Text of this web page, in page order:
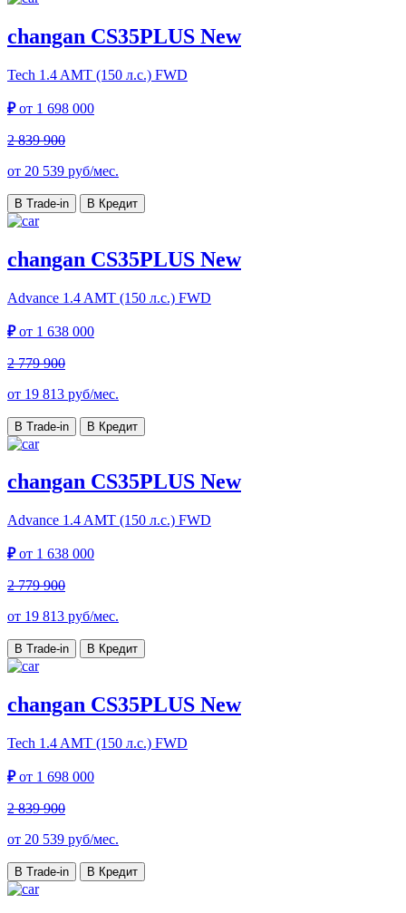
changan CS35PLUS New
Tech 1.4 AMT (150 л.с.) FWD
₽от 1 698 000
2 839 900
от 20 539 руб/мес.
В Trade-in В Кредит
changan CS35PLUS New
Advance 1.4 AMT (150 л.с.) FWD
₽от 1 638 000
2 779 900
от 19 813 руб/мес.
В Trade-in В Кредит
changan CS35PLUS New
Advance 1.4 AMT (150 л.с.) FWD
₽от 1 638 000
2 779 900
от 19 813 руб/мес.
В Trade-in В Кредит
changan CS35PLUS New
Tech 1.4 AMT (150 л.с.) FWD
₽от 1 698 000
2 839 900
от 20 539 руб/мес.
В Trade-in В Кредит